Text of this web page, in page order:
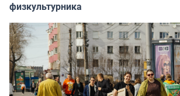
физкультурника